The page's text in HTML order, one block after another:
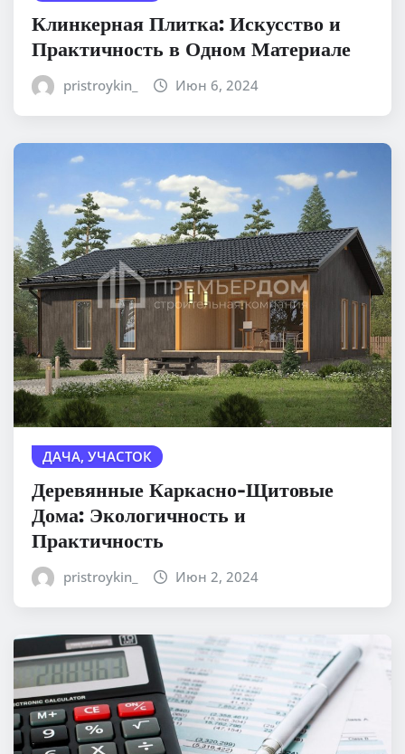
Клинкерная Плитка: Искусство и
Практичность в Одном Материале
pristroykin_ Июн 6, 2024
ДАЧА, УЧАСТОК
Деревянные Каркасно-Щитовые
Дома: Экологичность и
Практичность
pristroykin_ Июн 2, 2024